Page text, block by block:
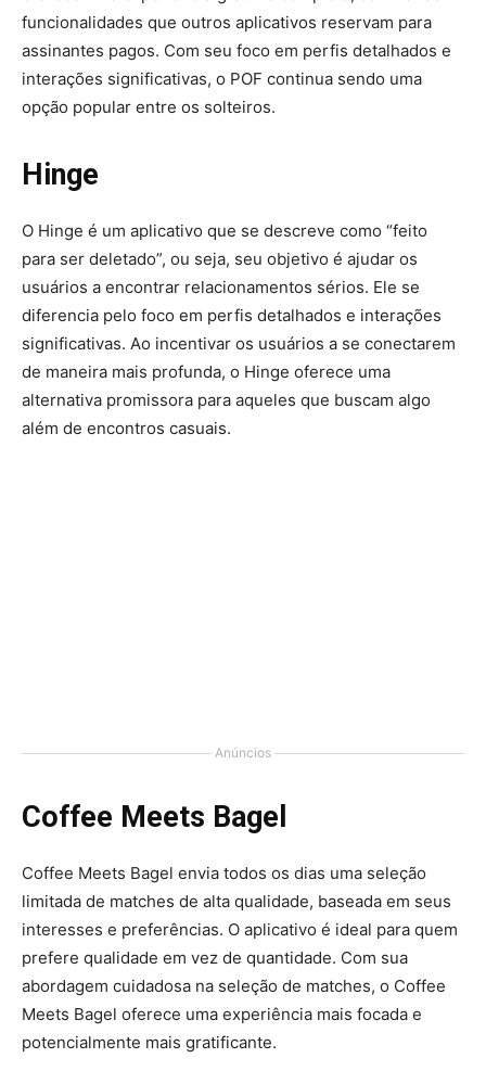
funcionalidades que outros aplicativos reservam para
assinantes pagos. Com seu foco em perfis detalhados e
interações significativas, o POF continua sendo uma
opção popular entre os solteiros.
Hinge
O Hinge é um aplicativo que se descreve como “feito
para ser deletado”, ou seja, seu objetivo é ajudar os
usuários a encontrar relacionamentos sérios. Ele se
diferencia pelo foco em perfis detalhados e interações
significativas. Ao incentivar os usuários a se conectarem
de maneira mais profunda, o Hinge oferece uma
alternativa promissora para aqueles que buscam algo
além de encontros casuais.
Anúncios
Coffee Meets Bagel
Coffee Meets Bagel envia todos os dias uma seleção
limitada de matches de alta qualidade, baseada em seus
interesses e preferências. O aplicativo é ideal para quem
prefere qualidade em vez de quantidade. Com sua
abordagem cuidadosa na seleção de matches, o Coffee
Meets Bagel oferece uma experiência mais focada e
potencialmente mais gratificante.